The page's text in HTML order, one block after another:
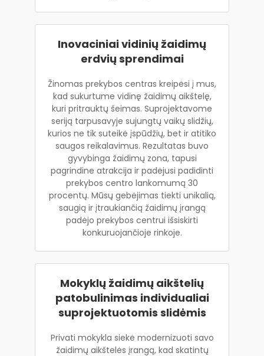
Inovaciniai vidinių žaidimų
erdvių sprendimai
Žinomas prekybos centras kreipėsi į mus,
kad sukurtume vidinę žaidimų aikštelę,
kuri pritrauktų šeimas. Suprojektavome
seriją tarpusavyje sujungtų vaikų slidžių,
kurios ne tik suteikė įspūdžių, bet ir atitiko
saugos reikalavimus. Rezultatas buvo
gyvybinga žaidimų zona, tapusi
pagrindine atrakcija ir padėjusi padidinti
prekybos centro lankomumą 30
procentų. Mūsų gebėjimas tiekti unikalią,
saugią ir įtraukiančią žaidimų įrangą
padėjo prekybos centrui išsiskirti
konkuruojančioje rinkoje.
Mokyklų žaidimų aikštelių
patobulinimas individualiai
suprojektuotomis slidėmis
Privati mokykla siekė modernizuoti savo
žaidimų aikštelės įrangą, kad skatintų